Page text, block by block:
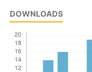
DOWNLOADS